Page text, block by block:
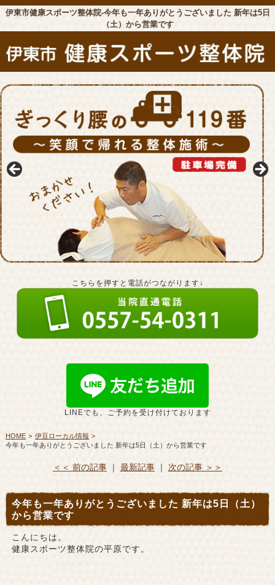
伊東市健康スポーツ整体院-今年も一年ありがとうございました 新年は5日
（土）から営業です
こちらを押すと電話がつながります↓
LINEでも、ご予約を受け付けております
HOME
伊豆ローカル情報
今年も一年ありがとうございました 新年は5日（土）から営業です
＜＜ 前の記事｜ 最新記事｜ 次の記事 ＞＞
今年も一年ありがとうございました 新年は5日（土）
から営業です
こんにちは。
健康スポーツ整体院の平原です。